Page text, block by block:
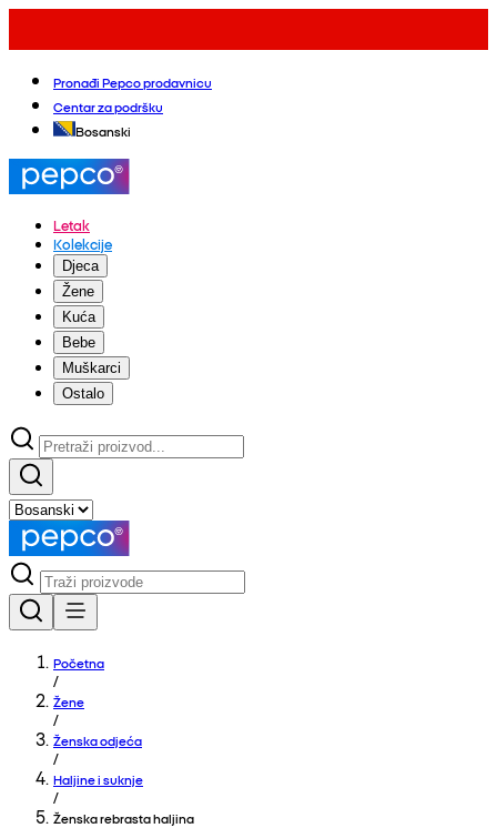
Pronađi Pepco prodavnicu
Centar za podršku
Bosanski
Letak
Kolekcije
Djeca
Žene
Kuća
Bebe
Muškarci
Ostalo
Početna
/
Žene
/
Ženska odjeća
/
Haljine i suknje
/
Ženska rebrasta haljina